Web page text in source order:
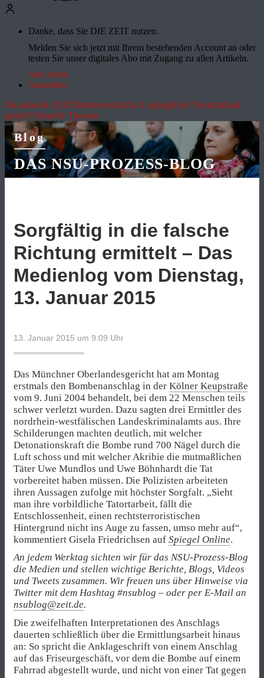
Danke, dass Sie DIE ZEIT nutzen.
Melden Sie sich jetzt mit Ihrem bestehenden Account an oder
testen Sie unser digitales Abo mit Zugang zu allen Artikeln.
Abo testen
Anmelden
Die aktuelle ZEITDrohnenvorfall in LeipzigHitze"Deutschland
spricht"Aktuelle Themen
Blog
DAS NSU-PROZESS-BLOG
Sorgfältig in die falsche
Richtung ermittelt – Das
Medienlog vom Dienstag,
13. Januar 2015
13. Januar 2015 um 9:09 Uhr
Das Münchner Oberlandesgericht hat am Montag
erstmals den Bombenanschlag in der Kölner Keupstraße
vom 9. Juni 2004 behandelt, bei dem 22 Menschen teils
schwer verletzt wurden. Dazu sagten drei Ermittler des
nordrhein-westfälischen Landeskriminalamts aus. Ihre
Schilderungen machten deutlich, mit welcher
Detonationskraft die Bombe rund 700 Nägel durch die
Luft schoss und mit welcher Akribie die mutmaßlichen
Täter Uwe Mundlos und Uwe Böhnhardt die Tat
vorbereitet haben müssen. Die Polizisten arbeiteten
ihren Aussagen zufolge mit höchster Sorgfalt. „Sieht
man ihre vorbildliche Tatortarbeit, fällt die
Entschlossenheit, einen rechtsterroristischen
Hintergrund nicht ins Auge zu fassen, umso mehr auf“,
kommentiert Gisela Friedrichsen auf Spiegel Online.
An jedem Werktag sichten wir für das NSU-Prozess-Blog
die Medien und stellen wichtige Berichte, Blogs, Videos
und Tweets zusammen. Wir freuen uns über Hinweise via
Twitter mit dem Hashtag #nsublog – oder per E-Mail an
nsublog@zeit.de.
Die zweifelhaften Interpretationen des Anschlags
dauerten schließlich über die Ermittlungsarbeit hinaus
an: So spricht die Anklageschrift von einem Anschlag
auf das Friseurgeschäft, vor dem die Bombe auf einem
Fahrrad abgestellt wurde, und nicht von einer Tat gegen